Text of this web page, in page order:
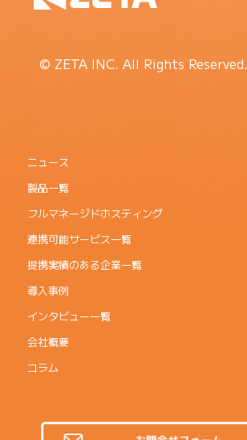
© ZETA INC. All Rights Reserved.
ニュース
製品一覧
フルマネージドホスティング
連携可能サービス一覧
提携実績のある企業一覧
導入事例
インタビュー一覧
会社概要
コラム